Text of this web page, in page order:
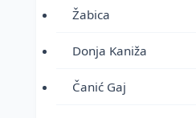
Žabica
Donja Kaniža
Čanić Gaj